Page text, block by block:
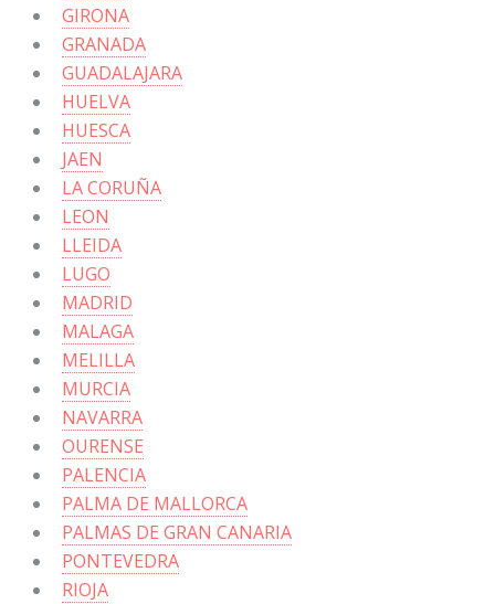
GIRONA
GRANADA
GUADALAJARA
HUELVA
HUESCA
JAEN
LA CORUÑA
LEON
LLEIDA
LUGO
MADRID
MALAGA
MELILLA
MURCIA
NAVARRA
OURENSE
PALENCIA
PALMA DE MALLORCA
PALMAS DE GRAN CANARIA
PONTEVEDRA
RIOJA